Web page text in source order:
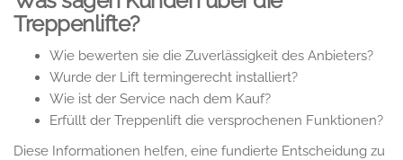
Treppenlifte?
Wie bewerten sie die Zuverlässigkeit des Anbieters?
Wurde der Lift termingerecht installiert?
Wie ist der Service nach dem Kauf?
Erfüllt der Treppenlift die versprochenen Funktionen?
Diese Informationen helfen, eine fundierte Entscheidung zu